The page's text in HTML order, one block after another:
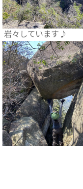
岩々しています♪